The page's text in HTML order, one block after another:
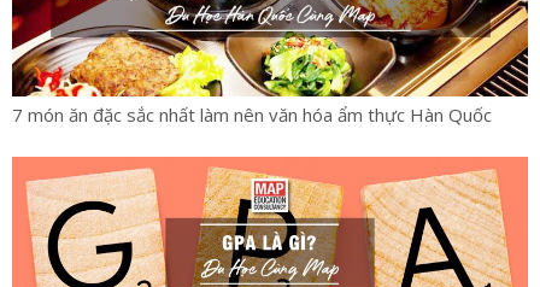
7 món ăn đặc sắc nhất làm nên văn hóa ẩm thực Hàn Quốc